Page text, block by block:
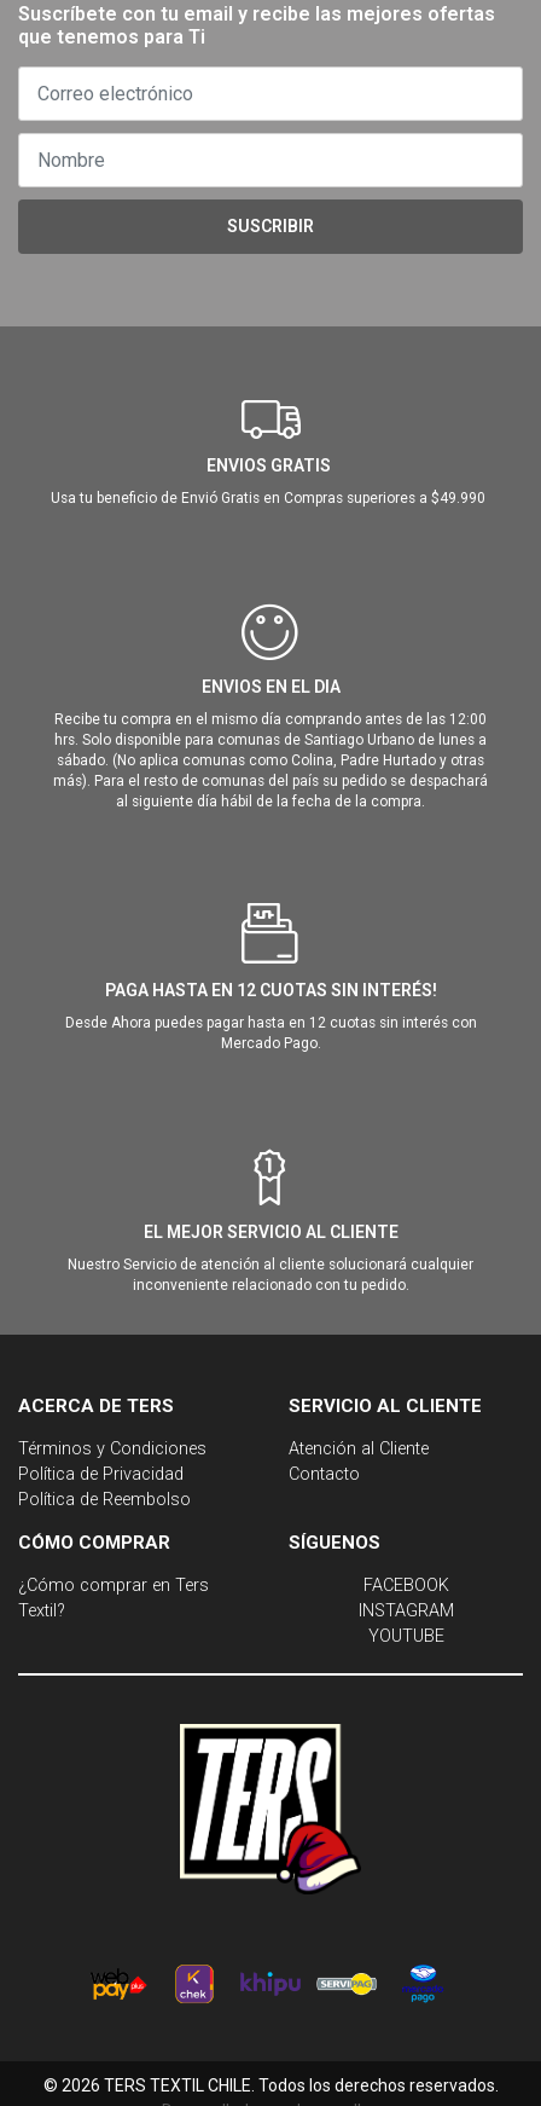
Suscríbete con tu email y recibe las mejores ofertas
que tenemos para Ti
SUSCRIBIR
ENVIOS GRATIS
Usa tu beneficio de Envió Gratis en Compras superiores a $49.990
ENVIOS EN EL DIA
Recibe tu compra en el mismo día comprando antes de las 12:00
hrs. Solo disponible para comunas de Santiago Urbano de lunes a
sábado. (No aplica comunas como Colina, Padre Hurtado y otras
más). Para el resto de comunas del país su pedido se despachará
al siguiente día hábil de la fecha de la compra.
PAGA HASTA EN 12 CUOTAS SIN INTERÉS!
Desde Ahora puedes pagar hasta en 12 cuotas sin interés con
Mercado Pago.
EL MEJOR SERVICIO AL CLIENTE
Nuestro Servicio de atención al cliente solucionará cualquier
inconveniente relacionado con tu pedido.
ACERCA DE TERS
Términos y Condiciones
Política de Privacidad
Política de Reembolso
SERVICIO AL CLIENTE
Atención al Cliente
Contacto
CÓMO COMPRAR
¿Cómo comprar en Ters
Textil?
SÍGUENOS
FACEBOOK
INSTAGRAM
YOUTUBE
© 2026 TERS TEXTIL CHILE. Todos los derechos reservados.